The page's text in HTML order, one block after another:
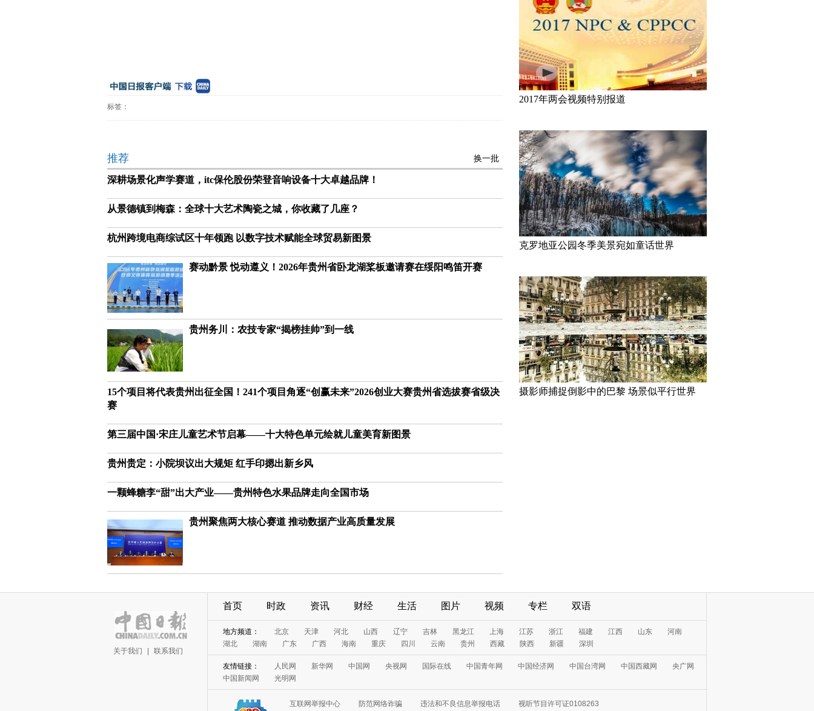
标签：
推荐 换一批
深耕场景化声学赛道，itc保伦股份荣登音响设备十大卓越品牌！
从景德镇到梅森：全球十大艺术陶瓷之城，你收藏了几座？
杭州跨境电商综试区十年领跑 以数字技术赋能全球贸易新图景
赛动黔景 悦动遵义！2026年贵州省卧龙湖桨板邀请赛在绥阳鸣笛开赛
贵州务川：农技专家“揭榜挂帅”到一线
15个项目将代表贵州出征全国！241个项目角逐“创赢未来”2026创业大赛贵州省选拔赛省级决
赛
第三届中国·宋庄儿童艺术节启幕——十大特色单元绘就儿童美育新图景
贵州贵定：小院坝议出大规矩 红手印摁出新乡风
一颗蜂糖李“甜”出大产业——贵州特色水果品牌走向全国市场
贵州聚焦两大核心赛道 推动数据产业高质量发展
2017年两会视频特别报道
克罗地亚公园冬季美景宛如童话世界
摄影师捕捉倒影中的巴黎 场景似平行世界
关于我们 联系我们
首页 时政 资讯 财经 生活 图片 视频 专栏 双语
地方频道： 北京 天津 河北 山西 辽宁 吉林 黑龙江 上海 江苏 浙江 福建 江西 山东
河南
湖北
湖南 广东 广西 海南 重庆 四川 云南 贵州 西藏 陕西 新疆 深圳
友情链接： 人民网 新华网 中国网 央视网 国际在线 中国青年网 中国经济网 中国台湾网 中国西藏网
央广网
中国新闻网
光明网
互联网举报中心 防范网络诈骗 违法和不良信息举报电话 视听节目许可证0108263